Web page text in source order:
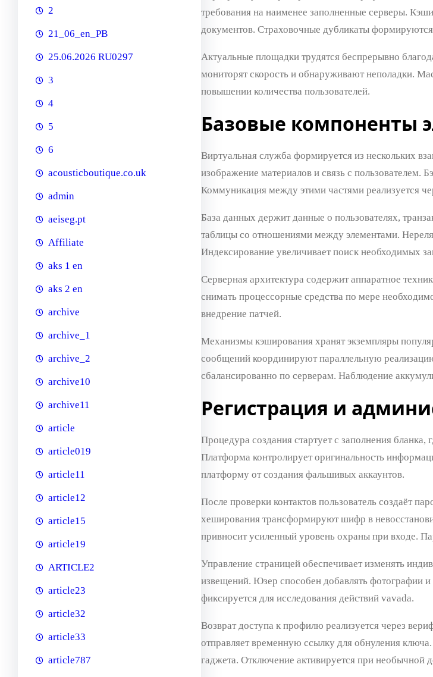
2
21_06_en_PB
25.06.2026 RU0297
3
4
5
6
acousticboutique.co.uk
admin
aeiseg.pt
Affiliate
aks 1 en
aks 2 en
archive
archive_1
archive_2
archive10
archive11
article
article019
article11
article12
article15
article19
ARTICLE2
article23
article32
article33
article787
требования на наименее заполненные серверы.
документов. Страховочные дубликаты
Актуальные площадки трудятся беспрерывно
мониторят скорость и обнаруживают неполадки.
повышении количества пользователей.
Базовые компоненты
Виртуальная служба формируется из нескольких
изображение материалов и связь с пользователем.
Коммуникация между этими частями реализуется
База данных держит данные о пользователях,
таблицы со отношениями между элементами.
Индексирование увеличивает поиск необходимых
Серверная архитектура содержит аппаратное
снимать процессорные средства по мере
внедрение патчей.
Механизмы кэширования хранят экземпляры
сообщений координируют параллельную
сбалансированно по серверам. Наблюдение
Регистрация и
Процедура создания стартует с заполнения бланка,
Платформа контролирует оригинальность
платформу от создания фальшивых аккаунтов.
После проверки контактов пользователь создаёт
хеширования трансформируют шифр в
привносит усиленный уровень охраны при входе.
Управление страницей обеспечивает изменять
извещений. Юзер способен добавлять фотографии
фиксируется для исследования действий vavada.
Возврат доступа к профилю реализуется через
отправляет временную ссылку для обнуления
гаджета. Отключение активируется при необычной